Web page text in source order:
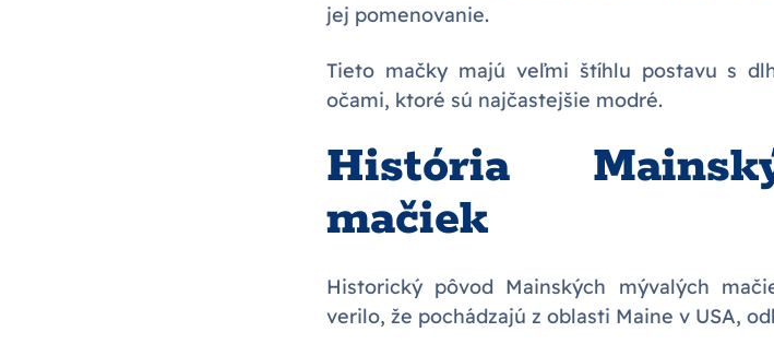
jej pomenovanie.
Tieto mačky majú veľmi štíhlu postavu s
očami, ktoré sú najčastejšie modré.
História
mačiek
Historický pôvod Mainských mývalých
verilo, že pochádzajú z oblasti Maine v USA,